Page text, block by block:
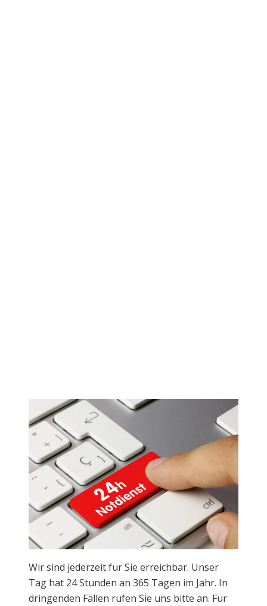
Wir sind jederzeit für Sie erreichbar. Unser
Tag hat 24 Stunden an 365 Tagen im Jahr. In
dringenden Fällen rufen Sie uns bitte an. Für